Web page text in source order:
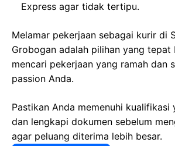
Express agar tidak tertipu.
Melamar pekerjaan sebagai kurir di
Grobogan adalah pilihan yang tepat
mencari pekerjaan yang ramah dan
passion Anda.
Pastikan Anda memenuhi kualifikasi
dan lengkapi dokumen sebelum
agar peluang diterima lebih besar.